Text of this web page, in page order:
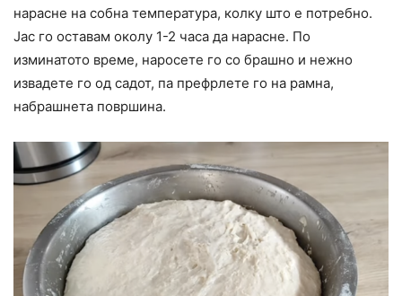
нарасне на собна температура, колку што е потребно.
Јас го оставам околу 1-2 часа да нарасне. По
изминатото време, наросете го со брашно и нежно
извадете го од садот, па префрлете го на рамна,
набрашнета површина.